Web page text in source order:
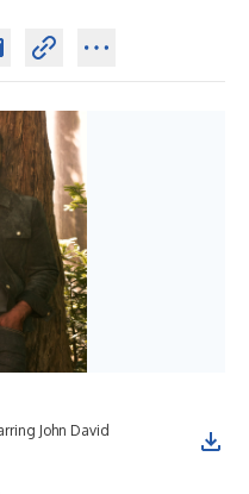
John David